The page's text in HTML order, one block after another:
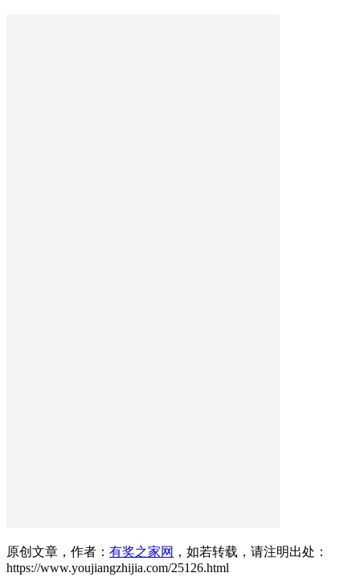
原创文章，作者： 有奖之家网 ，如若转载，请注明出处：
https://www.youjiangzhijia.com/25126.html